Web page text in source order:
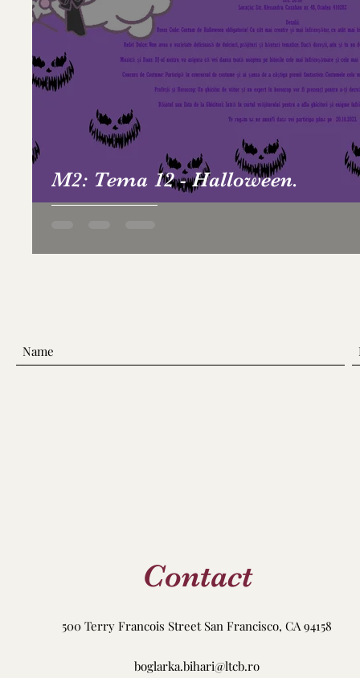
M2: Tema 12 - Halloween.
Contact
500 Terry Francois Street San Francisco, CA 94158
boglarka.bihari@ltcb.ro